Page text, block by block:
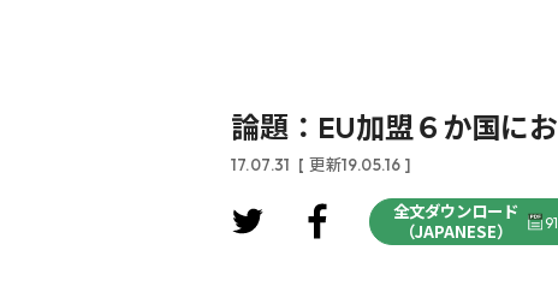
論題：EU加盟６か国に
17.07.31 [ 更新19.05.16 ]
全文ダウンロード
（JAPANESE）